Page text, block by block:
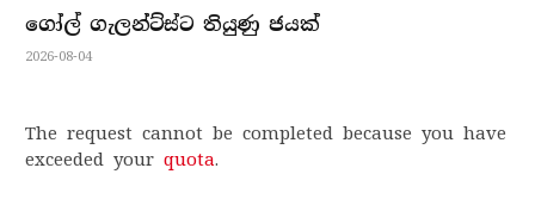
ගෝල් ගැලන්ට්ස්ට තියුණු ජයක්
2026-08-04
The request cannot be completed because you have
exceeded your quota.